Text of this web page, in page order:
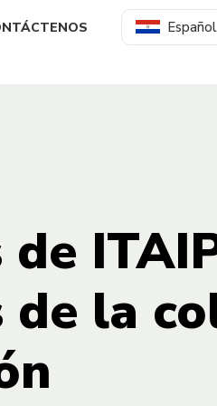
Español
la